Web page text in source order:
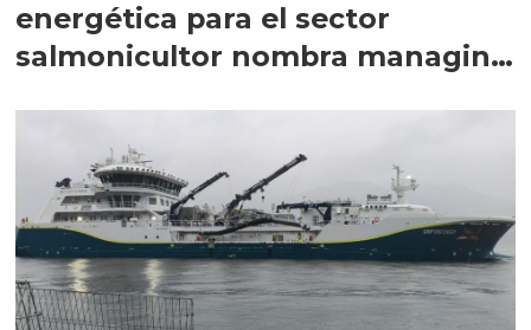
energética para el sector
salmonicultor nombra managing